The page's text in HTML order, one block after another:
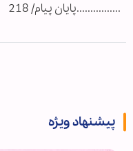
................پایان پیام/ 218
پیشنهاد ویژه